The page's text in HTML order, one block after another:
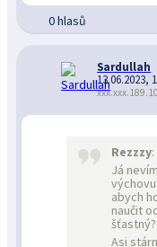
0 hlasů
Sardullah
13.06.2023,
Rezzzy:
Já
abych
naučit
Asi